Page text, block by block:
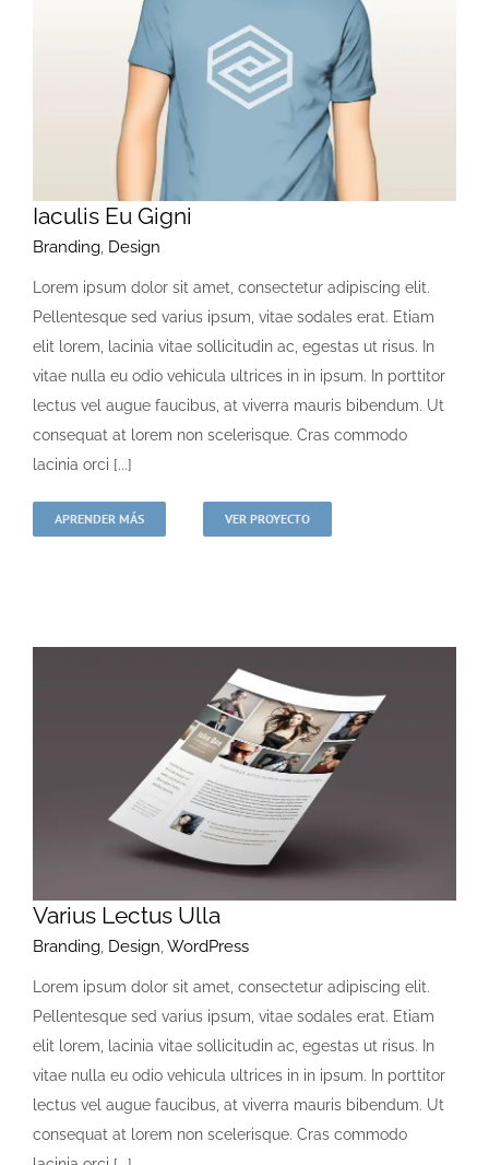
Iaculis Eu Gigni
Branding, Design
Lorem ipsum dolor sit amet, consectetur adipiscing elit.
Pellentesque sed varius ipsum, vitae sodales erat. Etiam
elit lorem, lacinia vitae sollicitudin ac, egestas ut risus. In
vitae nulla eu odio vehicula ultrices in in ipsum. In porttitor
lectus vel augue faucibus, at viverra mauris bibendum. Ut
consequat at lorem non scelerisque. Cras commodo
lacinia orci [...]
APRENDER MÁS VER PROYECTO
Varius Lectus Ulla
Branding, Design,WordPress
Lorem ipsum dolor sit amet, consectetur adipiscing elit.
Pellentesque sed varius ipsum, vitae sodales erat. Etiam
elit lorem, lacinia vitae sollicitudin ac, egestas ut risus. In
vitae nulla eu odio vehicula ultrices in in ipsum. In porttitor
lectus vel augue faucibus, at viverra mauris bibendum. Ut
consequat at lorem non scelerisque. Cras commodo